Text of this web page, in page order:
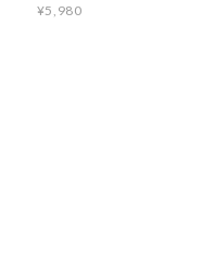
¥5,980